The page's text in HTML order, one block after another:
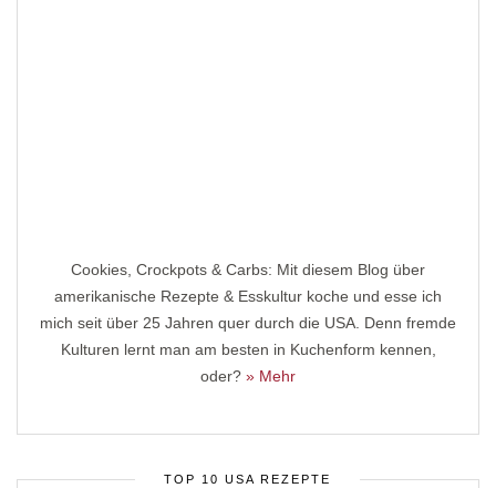
Cookies, Crockpots & Carbs: Mit diesem Blog über
amerikanische Rezepte & Esskultur koche und esse ich
mich seit über 25 Jahren quer durch die USA. Denn fremde
Kulturen lernt man am besten in Kuchenform kennen,
oder? » Mehr
TOP 10 USA REZEPTE